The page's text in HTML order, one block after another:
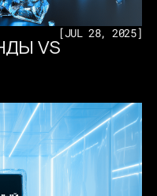
[JUL 28, 2025]
VS